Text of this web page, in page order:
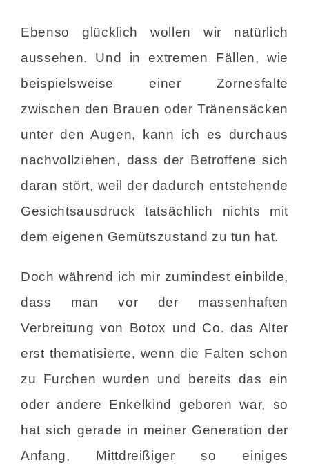
Ebenso glücklich wollen wir natürlich
aussehen. Und in extremen Fällen, wie
beispielsweise einer Zornesfalte
zwischen den Brauen oder Tränensäcken
unter den Augen, kann ich es durchaus
nachvollziehen, dass der Betroffene sich
daran stört, weil der dadurch entstehende
Gesichtsausdruck tatsächlich nichts mit
dem eigenen Gemütszustand zu tun hat.
Doch während ich mir zumindest einbilde,
dass man vor der massenhaften
Verbreitung von Botox und Co. das Alter
erst thematisierte, wenn die Falten schon
zu Furchen wurden und bereits das ein
oder andere Enkelkind geboren war, so
hat sich gerade in meiner Generation der
Anfang, Mittdreißiger so einiges